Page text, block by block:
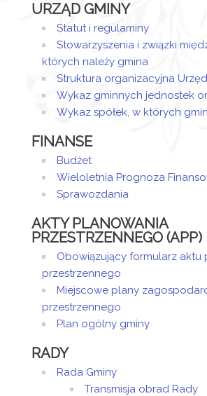
utworzony.
Dodane
załączniki
obwieszczenie
URZĄD GMINY
Statut i regulaminy
Stowarzyszenia i związki
których należy gmina
Struktura organizacyjna
Wykaz gminnych jednostek
Wykaz spółek, w których
FINANSE
Budżet
Wieloletnia Prognoza
Sprawozdania
AKTY PLANOWANIA
PRZESTRZENNEGO (APP)
Obowiązujący formularz aktu
przestrzennego
Miejscowe plany
przestrzennego
Plan ogólny gminy
RADY
Rada Gminy
Transmisja obrad Rady